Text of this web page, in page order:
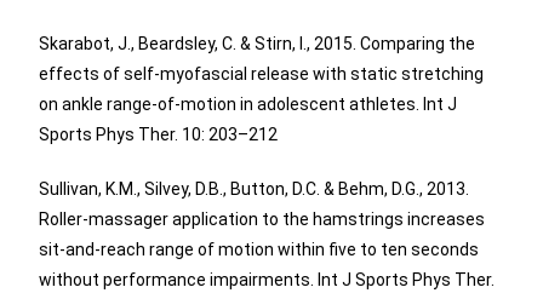
Skarabot, J., Beardsley, C. & Stirn, I., 2015. Comparing the
effects of self-myofascial release with static stretching
on ankle range-of-motion in adolescent athletes. Int J
Sports Phys Ther. 10: 203–212
Sullivan, K.M., Silvey, D.B., Button, D.C. & Behm, D.G., 2013.
Roller-massager application to the hamstrings increases
sit-and-reach range of motion within five to ten seconds
without performance impairments. Int J Sports Phys Ther.